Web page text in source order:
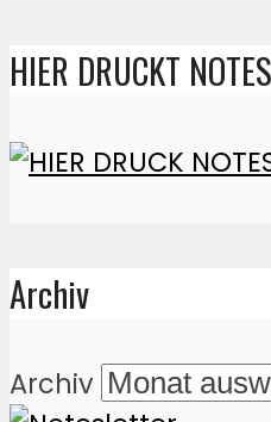
HIER DRUCKT
Archiv
Archiv